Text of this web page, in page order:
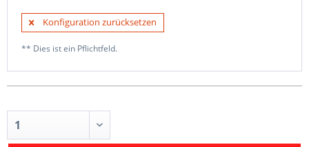
Konfiguration zurücksetzen
** Dies ist ein Pflichtfeld.